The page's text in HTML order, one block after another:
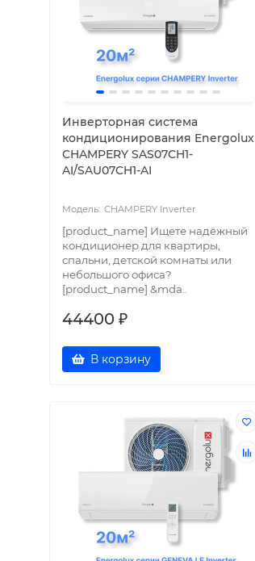
Инверторная система
кондиционирования Energolux
CHAMPERY SAS07CH1-
AI/SAU07CH1-AI
CHAMPERY Inverter
[product_name] Ищете надёжный
кондиционер для квартиры,
спальни, детской комнаты или
небольшого офиса?
[product_name] &mda..
44400 ₽
В корзину